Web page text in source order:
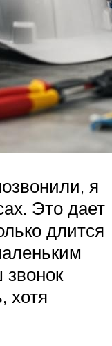
я
Это дает
длится
хотя